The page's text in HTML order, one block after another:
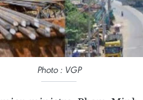
Photo : VGP